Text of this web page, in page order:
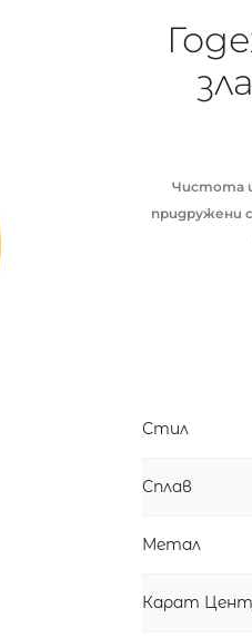
Чистота
придружени
Стил
Сплав
Метал
Карат